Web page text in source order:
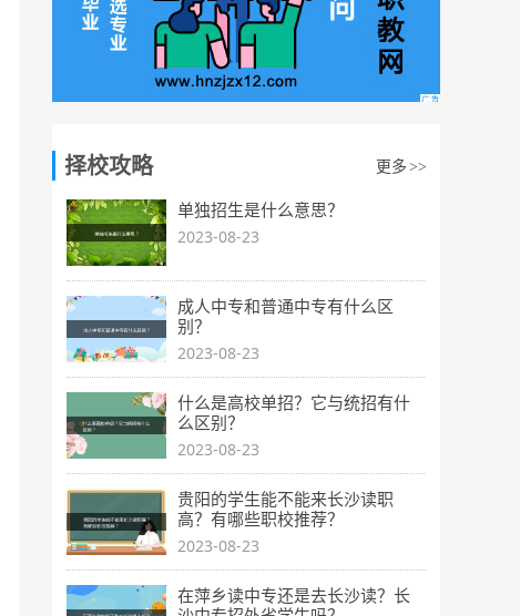
择校攻略 更多 >>
单独招生是什么意思？
2023-08-23
成人中专和普通中专有什么区
别？
2023-08-23
什么是高校单招？它与统招有什
么区别？
2023-08-23
贵阳的学生能不能来长沙读职
高？有哪些职校推荐？
2023-08-23
在萍乡读中专还是去长沙读？长